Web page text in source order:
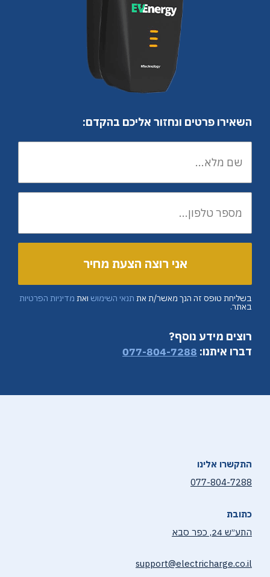
השאירו פרטים ונחזור אליכם בהקדם:
בשליחת טופס זה הנך מאשר/ת את תנאי השימוש ואת מדיניות הפרטיות
באתר.
רוצים מידע נוסף?
דברו איתנו: 077-804-7288
התקשרו אלינו
077-804-7288
כתובת
התע״ש 24, כפר סבא
support@electricharge.co.il